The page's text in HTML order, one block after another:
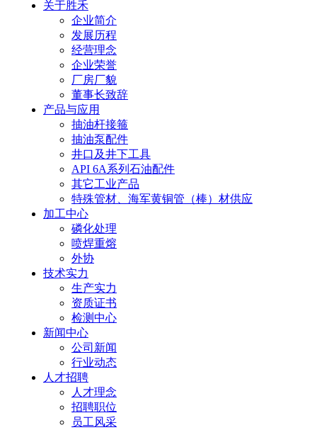
关于胜禾
企业简介
发展历程
经营理念
企业荣誉
厂房厂貌
董事长致辞
产品与应用
抽油杆接箍
抽油泵配件
井口及井下工具
API 6A系列石油配件
其它工业产品
特殊管材、海军黄铜管（棒）材供应
加工中心
磷化处理
喷焊重熔
外协
技术实力
生产实力
资质证书
检测中心
新闻中心
公司新闻
行业动态
人才招聘
人才理念
招聘职位
员工风采